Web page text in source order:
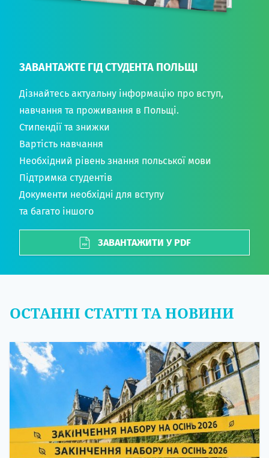
ЗАВАНТАЖТЕ ГІД СТУДЕНТА ПОЛЬЩІ
Дізнайтесь актуальну інформацію про вступ,
навчання та проживання в Польщі.
Стипендії та знижки
Вартість навчання
Необхідний рівень знання польської мови
Підтримка студентів
Документи необхідні для вступу
та багато іншого
ЗАВАНТАЖИТИ У PDF
ОСТАННІ СТАТТІ ТА НОВИНИ